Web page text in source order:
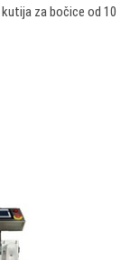
za bočice od 10